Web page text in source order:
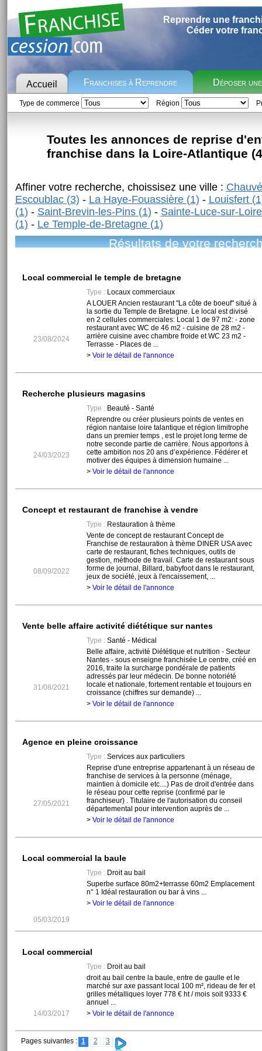
Reprendre une
Céder votre
Accueil Franchises à Reprendre Déposer
Type de commerce Région
Toutes les annonces de reprise
franchise dans la Loire-Atlantique
Affiner votre recherche, choissisez une ville :
Escoublac (3) - La Haye-Fouassière (1) - Louisfert
(1) - Saint-Brevin-les-Pins (1) - Sainte-Luce-sur-
(1) - Le Temple-de-Bretagne (1)
Résultats de votre
Local commercial le temple de bretagne
23/08/2024
Type :Locaux commerciaux
A LOUER Ancien restaurant "La côte de boeuf" situé à
la sortie du Temple de Bretagne. Le local est divisé
en 2 cellules commerciales: Local 1 de 97 m2: - zone
restaurant avec WC de 46 m2 - cuisine de 28 m2 -
arrière cuisine avec chambre froide et WC 23 m2 -
Terrasse - Places de ...
> Voir le détail de l'annonce
Recherche plusieurs magasins
24/03/2023
Type :Beauté - Santé
Reprendre ou créer plusieurs points de ventes en
région nantaise loire talantique et région limitrophe
dans un premier temps , est le projet long terme de
notre seconde partie de carrière. Nous apportons à
cette ambition nos 20 ans d’expérience. Fédérer et
motiver des équipes à dimension humaine ...
> Voir le détail de l'annonce
Concept et restaurant de franchise à vendre
08/09/2022
Type :Restauration à thème
Vente de concept de restaurant Concept de
Franchise de restauration à thème DINER USA avec
carte de restaurant, fiches techniques, outils de
gestion, méthode de travail. Carte de restaurant sous
forme de journal, Billard, babyfoot dans le restaurant,
jeux de société, jeux à l'encaissement, ...
> Voir le détail de l'annonce
Vente belle affaire activité diététique sur nantes
31/08/2021
Type :Santé - Médical
Belle affaire, activité Diététique et nutrition - Secteur
Nantes - sous enseigne franchisée Le centre, créé en
2016, traite la surcharge pondérale de patients
adressés par leur médecin. De bonne notoriété
locale et nationale, fortement rentable et toujours en
croissance (chiffres sur demande) ...
> Voir le détail de l'annonce
Agence en pleine croissance
27/05/2021
Type :Services aux particuliers
Reprise d'une entreprise appartenant à un réseau de
franchise de services à la personne (ménage,
maintien à domicile etc....) Pas de droit d'entrée dans
le réseau pour cette reprise (confirmé par le
franchiseur) . Titulaire de l'autorisation du conseil
départemental pour intervention auprès de ...
> Voir le détail de l'annonce
Local commercial la baule
05/03/2019
Type :Droit au bail
Superbe surface 80m2+terrasse 60m2 Emplacement
n° 1 Idéal restauration ou bar à vins ...
> Voir le détail de l'annonce
Local commercial
14/03/2017
Type :Droit au bail
droit au bail centre la baule, entre de gaulle et le
marché sur axe passant local 100 m², rideau de fer et
grilles métalliques loyer 778 € ht / mois soit 9333 €
annuel ...
> Voir le détail de l'annonce
Pages suivantes : 1 2 3